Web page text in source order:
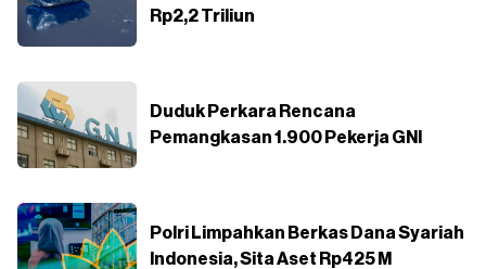
Rp2,2 Triliun
Duduk Perkara Rencana
Pemangkasan 1.900 Pekerja GNI
Polri Limpahkan Berkas Dana Syariah
Indonesia, Sita Aset Rp425 M